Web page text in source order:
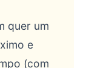
quer um
e
(com